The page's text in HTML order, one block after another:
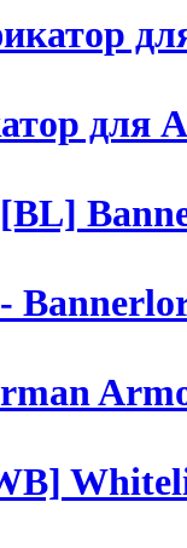
для
[BL]